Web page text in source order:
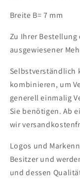
Breite B= 7 mm
Zu Ihrer
ausgewiesener
Selbstverständlich
kombinieren, um
generell einmalig
Sie benötigen. Ab
wir
Logos und
Besitzer und
und dessen